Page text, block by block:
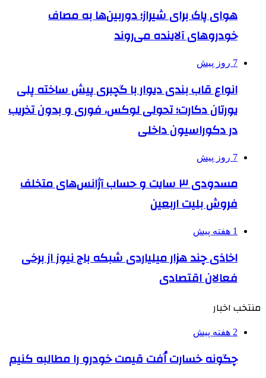
هوای پاک برای شیراز؛ دوربین‌ها به مصاف
خودروهای آلاینده می‌روند
7 روز پیش
انواع قاب بندی دیوار با گچبری پیش ساخته پلی
یورتان دکارت؛ تحولی لوکس، فوری و بدون تخریب
در دکوراسیون داخلی
7 روز پیش
مسدودی ۳ سایت و حساب آژانس‌های متخلف
فروش بلیت اربعین
1 هفته پیش
اخاذی چند هزار میلیاردی شبکه باج نیوز از برخی
فعالان اقتصادی
منتخب اخبار
2 هفته پیش
چگونه خسارت اُفت قیمت خودرو را مطالبه کنیم